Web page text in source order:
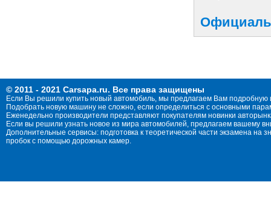
© 2011 - 2021 Carsapa.ru. Все права защищены
Если Вы решили купить новый автомобиль, мы предлагаем Вам
Подобрать новую машину не сложно, если определиться с основными
Еженедельно производители представляют покупателям новинки
Если вы решили узнать новое из мира автомобилей, предлагаем вашему
Дополнительные сервисы: подготовка к теоретической части экзамена
пробок с помощью дорожных камер.